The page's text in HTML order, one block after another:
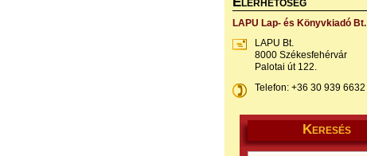
LÉRHETŐSÉG
LAPU Lap- és Könyvkiadó Bt.
LAPU Bt.
8000 Székesfehérvár
Palotai út 122.
Telefon: +36 30 939 6632
KERESÉS